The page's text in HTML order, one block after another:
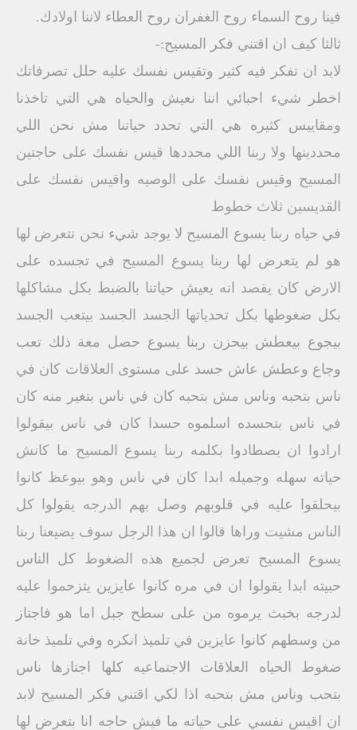
فينا روح السماء روح الغفران روح العطاء لاننا اولادك.
ثالثا كيف ان اقتني فكر المسيح:-
لابد ان تفكر فيه كثير وتقيس نفسك عليه حلل تصرفاتك
اخطر شيء احبائي اننا نعيش والحياه هي التي تاخذنا
ومقاييس كثيره هي التي تحدد حياتنا مش نحن اللي
محددينها ولا ربنا اللي محددها قيس نفسك على حاجتين
المسيح وقيس نفسك على الوصيه واقيس نفسك على
القديسين ثلاث خطوط
في حياه ربنا يسوع المسيح لا يوجد شيء نحن نتعرض لها
هو لم يتعرض لها ربنا يسوع المسيح في تجسده على
الارض كان يقصد انه يعيش حياتنا بالضبط بكل مشاكلها
بكل ضغوطها بكل تحدياتها الجسد الجسد بيتعب الجسد
بيجوع بيعطش بيحزن ربنا يسوع حصل معة ذلك تعب
وجاع وعطش عاش جسد على مستوى العلاقات كان في
ناس بتحبه وناس مش بتحبه كان في ناس بتغير منه كان
في ناس بتحسده اسلموه حسدا كان في ناس بيقولوا
ارادوا ان يصطادوا بكلمه ربنا يسوع المسيح ما كانش
حياته سهله وجميله ابدا كان في ناس وهو بيوعظ كانوا
بيحلقوا عليه في قلوبهم وصل بهم الدرجه يقولوا كل
الناس مشيت وراها قالوا ان هذا الرجل سوف يضيعنا ربنا
يسوع المسيح تعرض لجميع هذه الضغوط كل الناس
حبيته ابدا يقولوا ان في مره كانوا عايزين يتزحموا عليه
لدرجه بخبث يرموه من على سطح جبل اما هو فاجتاز
من وسطهم كانوا عايزين في تلميذ انكره وفي تلميذ خانة
ضغوط الحياه العلاقات الاجتماعيه كلها اجتازها ناس
بتحب وناس مش بتحبه اذا لكي اقتني فكر المسيح لابد
ان اقيس نفسي على حياته ما فيش حاجه انا بتعرض لها